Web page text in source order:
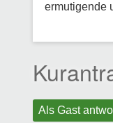
ermutigende
Als Gast